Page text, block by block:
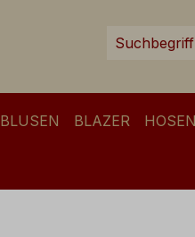
BLUSEN BLAZER HOSEN